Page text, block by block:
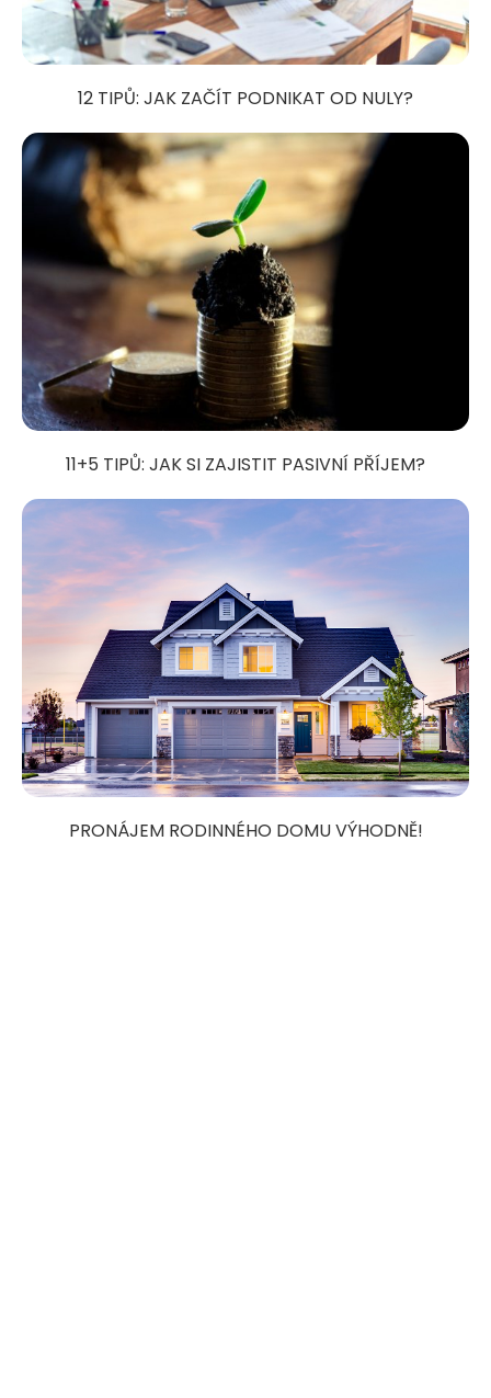
12 TIPŮ: JAK ZAČÍT PODNIKAT OD NULY?
11+5 TIPŮ: JAK SI ZAJISTIT PASIVNÍ PŘÍJEM?
PRONÁJEM RODINNÉHO DOMU VÝHODNĚ!